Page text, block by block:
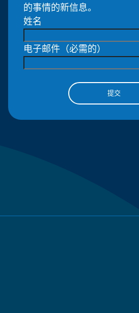
的事情的新信息。
姓名
电子邮件 （必需的）